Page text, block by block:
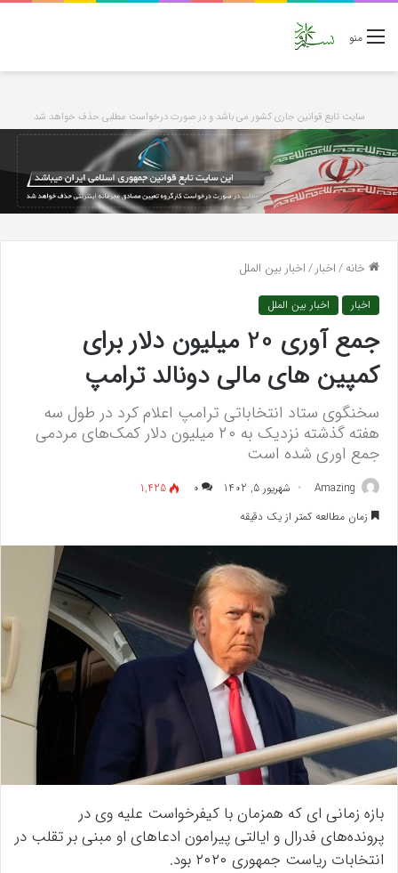
منو
سایت تابع قوانین جاری کشور می باشد و در صورت درخواست مطلبی حذف خواهد شد
خانه/اخبار/اخبار بین الملل
اخبار اخبار بین الملل
جمع آوری 20 میلیون دلار برای
کمپین های مالی دونالد ترامپ
سخنگوی ستاد انتخاباتی ترامپ اعلام کرد در طول سه
هفته گذشته نزدیک به ۲۰ میلیون دلار کمک‌های مردمی
جمع اوری شده است
Amazing شهریور 5, 1402 ۰
1,425
زمان مطالعه کمتر از یک دقیقه
بازه زمانی ای که همزمان با کیفرخواست علیه وی در
پرونده‌های فدرال و ایالتی پیرامون ادعاهای او مبنی بر تقلب در
انتخابات ریاست جمهوری ۲۰۲۰ بود.